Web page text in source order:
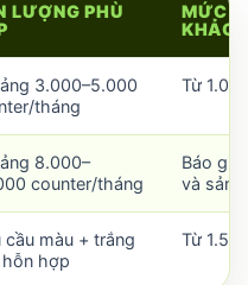
LƯỢNG PHÙ
MỨC
KHẢO
3.000–5.000
tháng
Từ
8.000–
counter/tháng
Báo giá
và sản
cầu màu + trắng
hợp
Từ